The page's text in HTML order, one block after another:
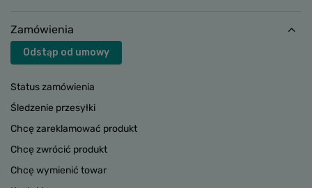
Zamówienia
Odstąp od umowy
Status zamówienia
Śledzenie przesyłki
Chcę zareklamować produkt
Chcę zwrócić produkt
Chcę wymienić towar